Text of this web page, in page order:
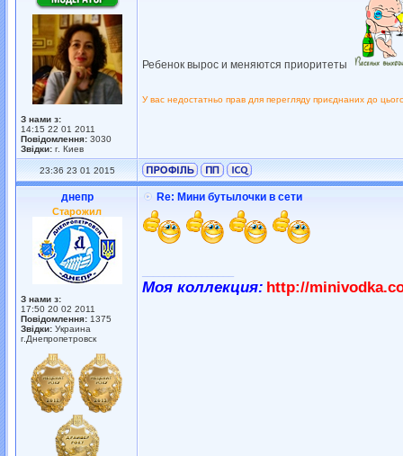
З нами з:
14:15 22 01 2011
Повідомлення: 3030
Звідки: г. Киев
Ребенок вырос и меняются приоритеты
У вас недостатньо прав для перегляду приєднаних до
23:36 23 01 2015
днепр
Старожил
З нами з:
17:50 20 02 2011
Повідомлення: 1375
Звідки: Украина
г.Днепропетровск
Re: Мини бутылочки в сети
Моя коллекция: http://